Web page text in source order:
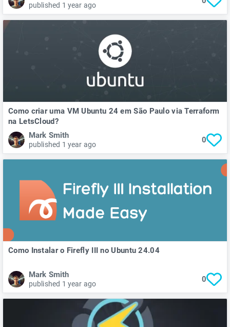
published 1 year ago
Como criar uma VM Ubuntu 24 em São Paulo via Terraform
na LetsCloud?
Mark Smith
published 1 year ago
0
Como Instalar o Firefly III no Ubuntu 24.04
Mark Smith
published 1 year ago
0